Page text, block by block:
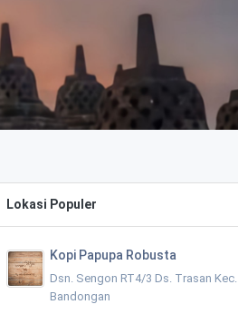
Lokasi Populer
Kopi Papupa Robusta
Dsn. Sengon RT4/3 Ds. Trasan Kec.
Bandongan